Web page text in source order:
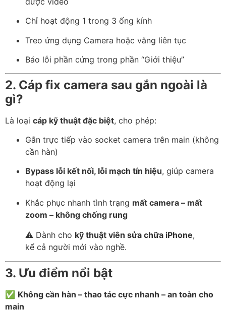
Chỉ hoạt động 1 trong 3 ống kính
Treo ứng dụng Camera hoặc văng liên tục
Báo lỗi phần cứng trong phần “Giới thiệu”
2. Cáp fix camera sau gắn ngoài là
gì?
Là loại cáp kỹ thuật đặc biệt, cho phép:
Gắn trực tiếp vào socket camera trên main (không
cần hàn)
Bypass lỗi kết nối, lỗi mạch tín hiệu, giúp camera
hoạt động lại
Khắc phục nhanh tình trạng mất camera – mất
zoom – không chống rung
⚠️ Dành cho kỹ thuật viên sửa chữa iPhone,
kể cả người mới vào nghề.
3. Ưu điểm nổi bật
✅ Không cần hàn – thao tác cực nhanh – an toàn cho
main